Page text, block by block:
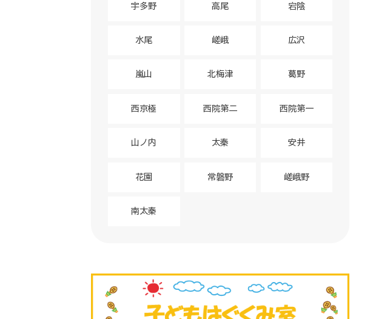
宇多野 高尾 宕陰
水尾 嵯峨 広沢
嵐山 北梅津 葛野
西京極 西院第二 西院第一
山ノ内 太秦 安井
花園 常磐野 嵯峨野
南太秦